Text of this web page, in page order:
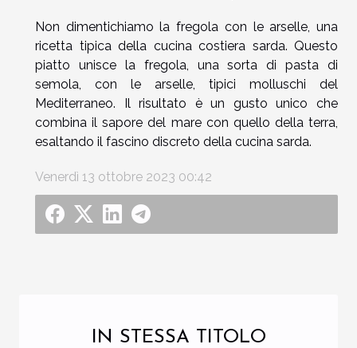
IN STESSA TITOLO
Non dimentichiamo la fregola con le arselle, una
ricetta tipica della cucina costiera sarda. Questo
piatto unisce la fregola, una sorta di pasta di
semola, con le arselle, tipici molluschi del
Mediterraneo. Il risultato è un gusto unico che
combina il sapore del mare con quello della terra,
esaltando il fascino discreto della cucina sarda.
Venerdì 13 ottobre 2023 00:42